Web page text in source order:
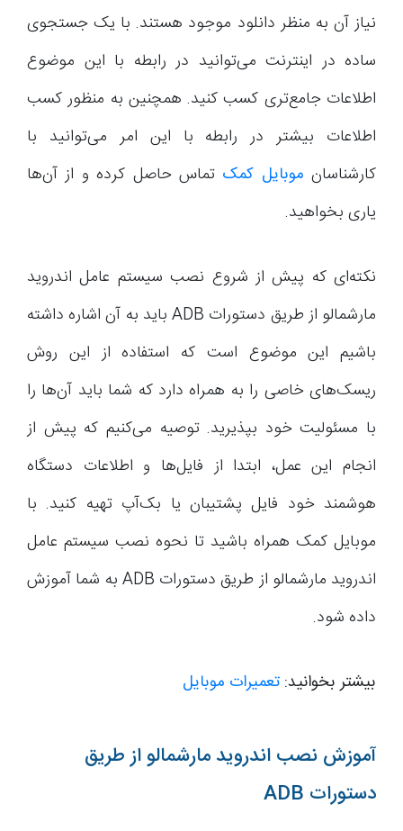
نیاز آن به منظر دانلود موجود هستند. با یک جستجوی
ساده در اینترنت می‌توانید در رابطه با این موضوع
اطلاعات جامع‌تری کسب کنید. همچنین به منظور کسب
اطلاعات بیشتر در رابطه با این امر می‌توانید با
کارشناسان موبایل کمک تماس حاصل کرده و از آن‌ها
یاری بخواهید.
نکته‌ای که پیش از شروع نصب سیستم عامل اندروید
مارشمالو از طریق دستورات ADB باید به آن اشاره داشته
باشیم این موضوع است که استفاده از این روش
ریسک‌های خاصی را به همراه دارد که شما باید آن‌ها را
با مسئولیت خود بپذیرید. توصیه می‌کنیم که پیش از
انجام این عمل، ابتدا از فایل‌ها و اطلاعات دستگاه
هوشمند خود فایل پشتیبان یا بک‌آپ تهیه کنید. با
موبایل کمک همراه باشید تا نحوه نصب سیستم عامل
اندروید مارشمالو از طریق دستورات ADB به شما آموزش
داده شود.
بیشتر بخوانید: تعمیرات موبایل
آموزش نصب اندروید مارشمالو از طریق
دستورات ADB